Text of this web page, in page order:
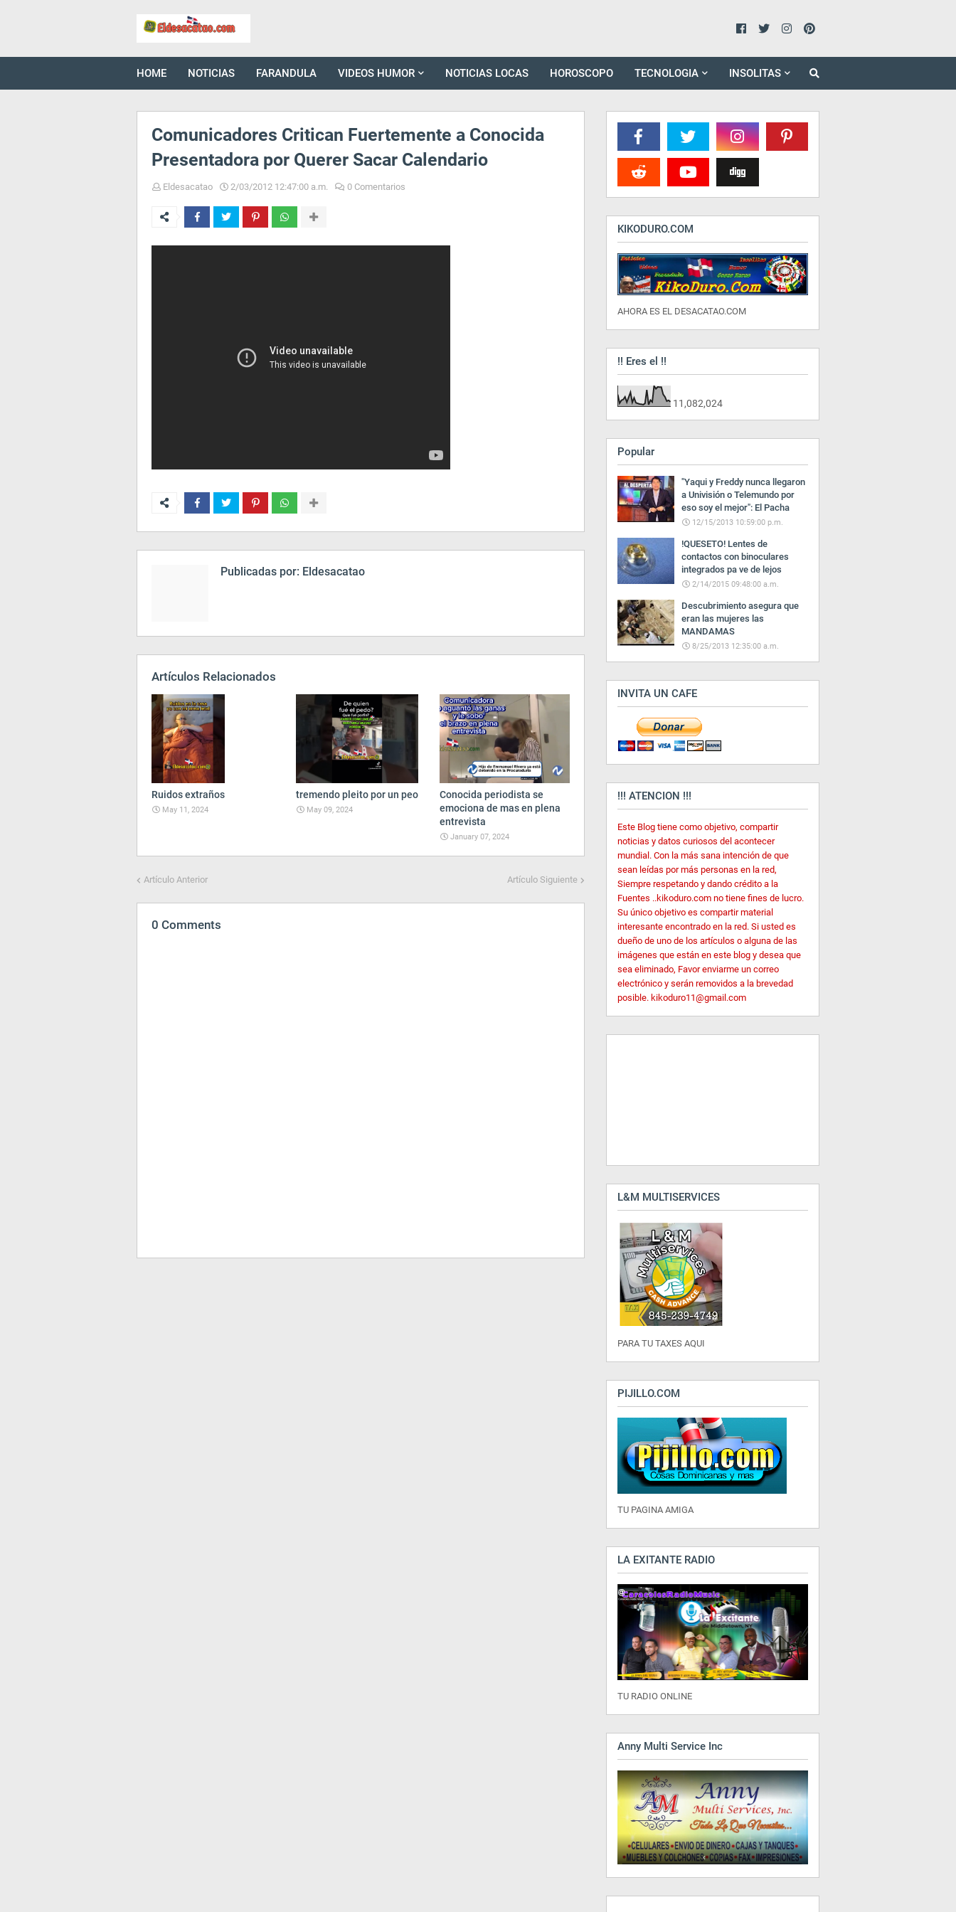
HOME NOTICIAS FARANDULA VIDEOS HUMOR NOTICIAS LOCAS HOROSCOPO TECNOLOGIA INSOLITAS
Comunicadores Critican Fuertemente a Conocida
Presentadora por Querer Sacar Calendario
Eldesacatao 2/03/2012 12:47:00 a.m. 0 Comentarios
Publicadas por: Eldesacatao
Artículos Relacionados
Ruidos extraños
May 11, 2024
tremendo pleito por un peo
May 09, 2024
Conocida periodista se
emociona de mas en plena
entrevista
January 07, 2024
Artículo Anterior Artículo Siguiente
0 Comments
KIKODURO.COM
AHORA ES EL DESACATAO.COM
!! Eres el !!
11,082,024
Popular
"Yaqui y Freddy nunca llegaron
a Univisión o Telemundo por
eso soy el mejor": El Pacha
12/15/2013 10:59:00 p.m.
!QUESETO! Lentes de
contactos con binoculares
integrados pa ve de lejos
2/14/2015 09:48:00 a.m.
Descubrimiento asegura que
eran las mujeres las
MANDAMAS
8/25/2013 12:35:00 a.m.
INVITA UN CAFE
!!! ATENCION !!!
Este Blog tiene como objetivo, compartir
noticias y datos curiosos del acontecer
mundial. Con la más sana intención de que
sean leídas por más personas en la red,
Siempre respetando y dando crédito a la
Fuentes ..kikoduro.com no tiene fines de lucro.
Su único objetivo es compartir material
interesante encontrado en la red. Si usted es
dueño de uno de los artículos o alguna de las
imágenes que están en este blog y desea que
sea eliminado, Favor enviarme un correo
electrónico y serán removidos a la brevedad
posible. kikoduro11@gmail.com
L&M MULTISERVICES
PARA TU TAXES AQUI
PIJILLO.COM
TU PAGINA AMIGA
LA EXITANTE RADIO
TU RADIO ONLINE
Anny Multi Service Inc